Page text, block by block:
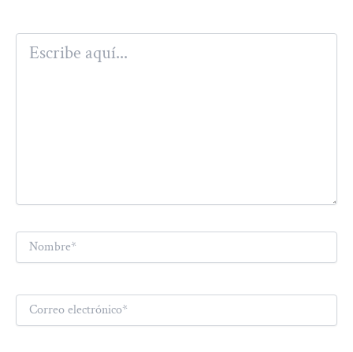
Escribe
aquí...
Nombre*
Correo
electrónico*